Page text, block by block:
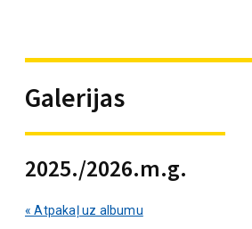
Galerijas
2025./2026.m.g.
« Atpakaļ uz albumu